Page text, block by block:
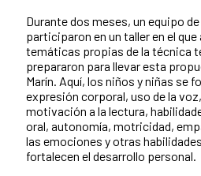
Durante dos meses, un equipo de
participaron en un taller en el
temáticas propias de la técnica
prepararon para llevar esta
Marín. Aquí, los niños y niñas se
expresión corporal, uso de la
motivación a la lectura,
oral, autonomía, motricidad,
las emociones y otras
fortalecen el desarrollo personal.